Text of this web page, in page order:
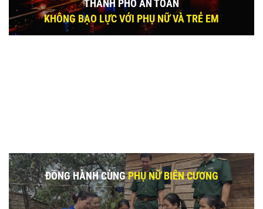
THÀNH PHỐ AN TOÀN
KHÔNG BẠO LỰC VỚI PHỤ NỮ VÀ TRẺ EM
ĐỒNG HÀNH CÙNGPHỤ NỮ BIÊN CƯƠNG